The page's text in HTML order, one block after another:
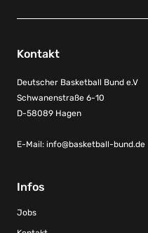
Kontakt
Deutscher Basketball Bund e.V
Schwanenstraße 6-10
D-58089 Hagen
E-Mail: info@basketball-bund.de
Infos
Jobs